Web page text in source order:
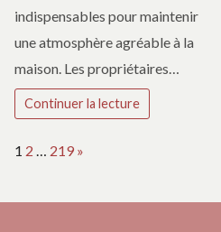
indispensables pour maintenir
une atmosphère agréable à la
maison. Les propriétaires…
Continuer la lecture
Page:
1 2 … 219 Next
»